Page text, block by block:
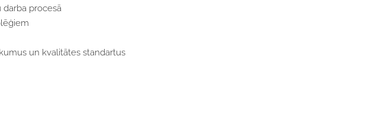
darba procesā
un kvalitātes standartus